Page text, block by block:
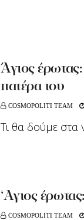
Άγιος
πατέρα του
COSMOPOLITI TEAM
Τι θα δούμε στα
‘Αγιος
COSMOPOLITI TEAM